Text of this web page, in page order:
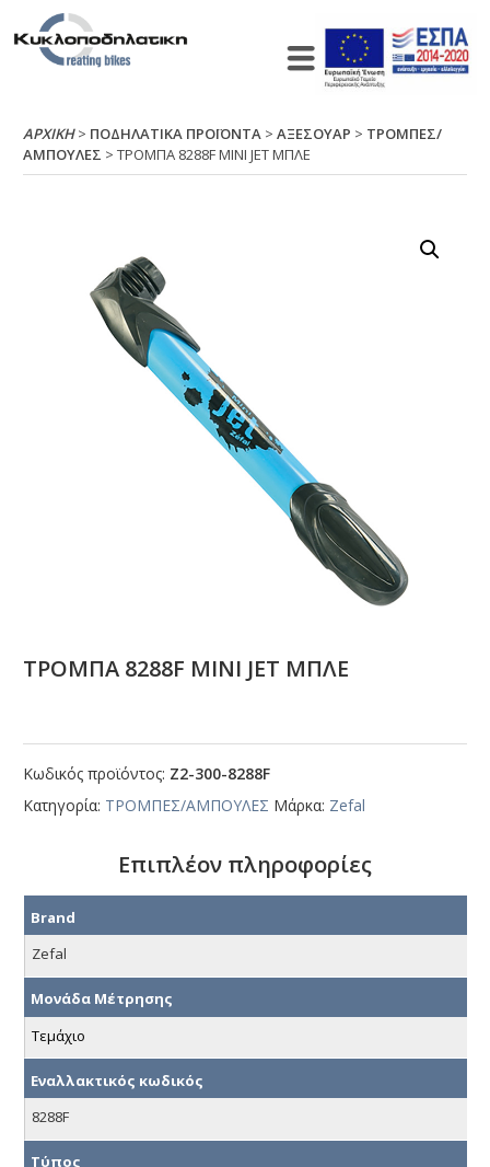
ΑΡΧΙΚΉ> ΠΟΔΗΛΑΤΙΚΑ ΠΡΟΪΟΝΤΑ >ΑΞΕΣΟΥΑΡ > ΤΡΟΜΠΕΣ/
ΑΜΠΟΥΛΕΣ > ΤΡΟΜΠΑ 8288F ΜΙΝΙ JΕΤ ΜΠΛΕ
ΤΡΟΜΠΑ 8288F ΜΙΝΙ JΕΤ ΜΠΛΕ
Κωδικός προϊόντος: Ζ2-300-8288F
Κατηγορία: ΤΡΟΜΠΕΣ/ΑΜΠΟΥΛΕΣ Μάρκα: Zefal
Επιπλέον πληροφορίες
Brand
Zefal
Μονάδα Μέτρησης
Τεμάχιο
Εναλλακτικός κωδικός
8288F
Τύπος